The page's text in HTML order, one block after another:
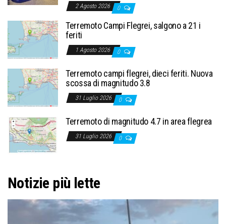
2 Agosto 2026 0
Terremoto Campi Flegrei, salgono a 21 i
feriti
1 Agosto 2026 0
Terremoto campi flegrei, dieci feriti. Nuova
scossa di magnitudo 3.8
31 Luglio 2026 0
Terremoto di magnitudo 4.7 in area flegrea
31 Luglio 2026 0
Notizie più lette